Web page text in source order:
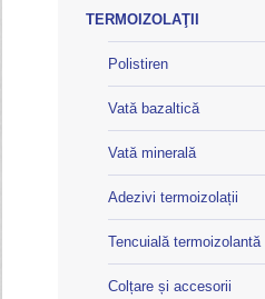
TERMOIZOLAŢII
Polistiren
Vată bazaltică
Vată minerală
Adezivi termoizolații
Tencuială termoizolantă
Colțare și accesorii